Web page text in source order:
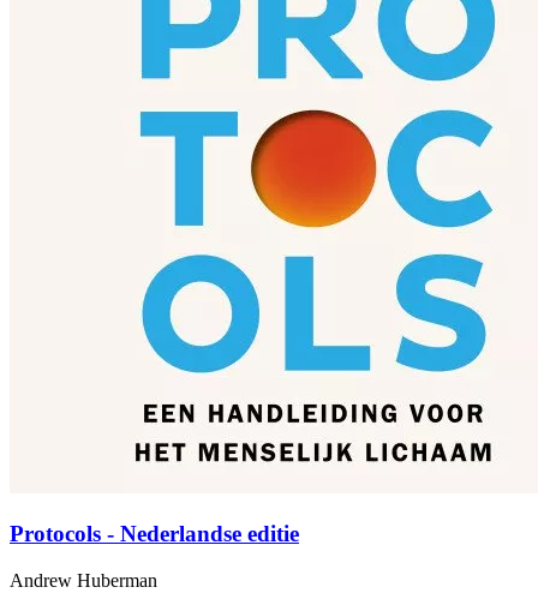
Protocols - Nederlandse editie
Andrew Huberman